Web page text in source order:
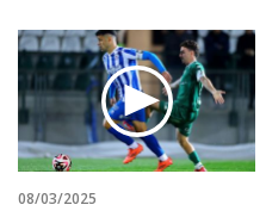
Μουσική
Εικαστικά
Βιβλίο
Χειρόγραφα
08/03/2025